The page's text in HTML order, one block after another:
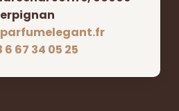
6 67 34 05 25